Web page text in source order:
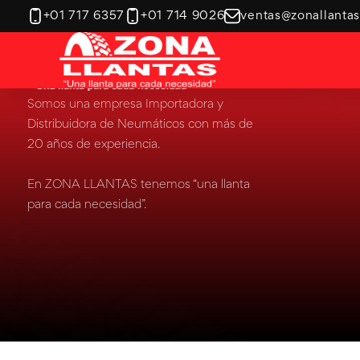
+01 717 6357 +01 714 9026
Maq. Industrial y OTR Tractor Agrícola
Somos una empresa Importadora y
Distribuidora de Neumáticos con más de
20 años de experiencia.
En ZONA LLANTAS tenemos “una llanta
para cada necesidad”.